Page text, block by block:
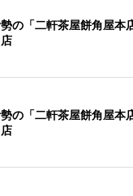
の「二軒茶屋餅角屋本
の「二軒茶屋餅角屋本